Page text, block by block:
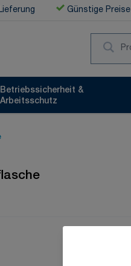
Günstige Preise
Betriebssicherheit &
Arbeitsschutz